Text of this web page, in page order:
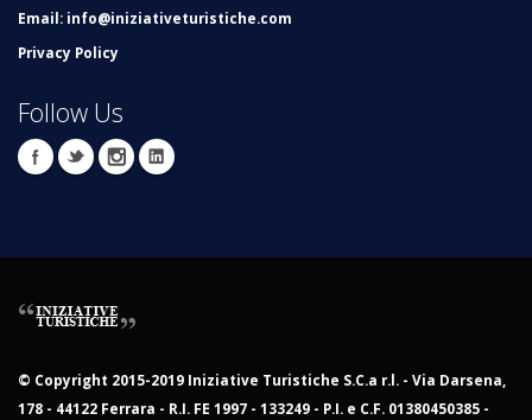
Email: info@iniziativeturistiche.com
Privacy Policy
Follow Us
© Copyright 2015-2019 Iniziative Turistiche S.C.a r.l. - Via Darsena,
178 - 44122 Ferrara - R.I. FE 1997 - 133249 - P.I. e C.F. 01380450385 -